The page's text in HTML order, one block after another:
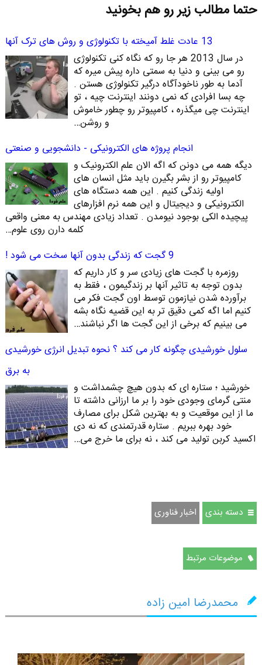
حتما مطالب زیر رو هم بخونید
13 عادت غلط آمیخته با تکنولوژی و روش های ترک آنها
در سال 2013 هر جا رو که نگاه کنی تکنولوژی
رو می بینی و دنیا به سمتی داره پیش میره که
آدما به طور ناخودآگاه درگیر تکنولوژی هستن .
چه بسا افرادی که نمی دونند اینترنت چیه ، تو
اینترنت چی میگذره ، کامپیوتر رو چطور خاموش
و روشن…
انجام پروژه های الکترونیکی - دانشجویی و صنعتی
دیگه همه می دونن که اگه الان علم الکترونیک و
کامپیوتر رو از بشر بگیرن باید مثل انسان های
اولیه زندگی کنیم . این همه دستگاه های
الکترونیکی و دیجیتال و این همه نرم افزارهای
پیچیده الکی بوجود نیومدن . تعداد زیادی مهندس به معنی واقعی
کلمه دارن روی علوم…
9 گجت که زندگی بدون آنها سخت می شود !
روزمره با گجت های زیادی سر و کار داریم که
بدون توجه به تاثیر آنها بر زندگیمون ، فقط به
برآورده شدن نیازمون توسط اون گجت فکر می
کنیم اما اگه کمی دقیق تر به این قضیه نگاه بشه
می بینیم که برخی از این گجت ها اگر نباشند…
سلول خورشیدی چگونه کار می کند ؟ نحوه تبدیل انرژی خورشیدی
به برق
خورشید ؛ ستاره ای که بدون هیچ چشمداشت و
منتی گرمای وجودی خود را بر ما ارزانی داشته تا
ما از این موقعیت و به بهترین شکل برای مصارف
خود بهره ببریم . ستاره قدرتمندی که نه دی
اکسید کربن تولید می کند ، نه برای ما خرج می…
دسته بندی اخبار فناوری
موضوعات مرتبط
محمدرضا امین زاده